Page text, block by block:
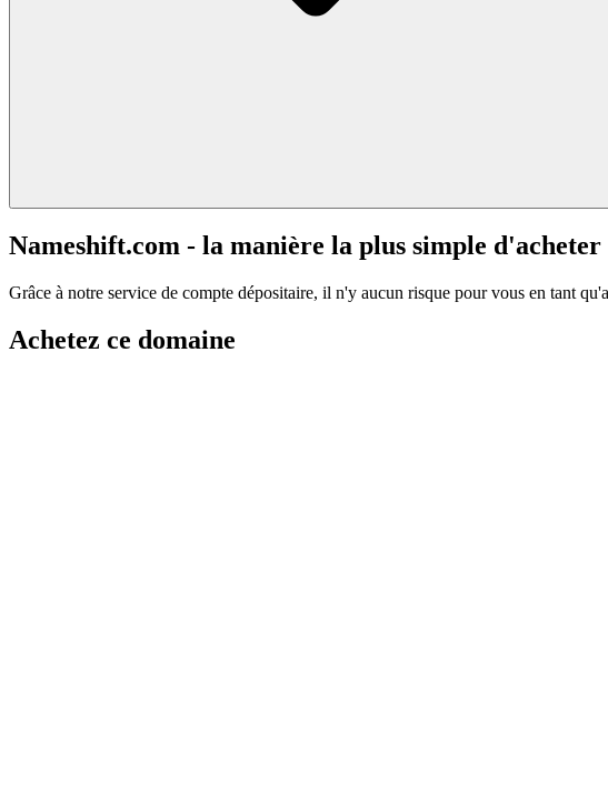
Nameshift.com - la manière la plus simple d'acheter
Grâce à notre service de compte dépositaire, il n'y aucun risque pour vous en tant
Achetez ce domaine